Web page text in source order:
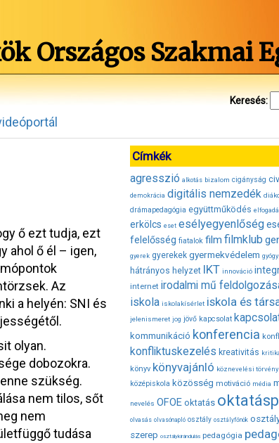
Országos Szakmai
Keresés:
ő ezt tudja, ezt
ahol ő él – igen,
Az
a helyén: SNI és
olyan.
dobozokra.
szükség.
nem tilos, sőt
nem
tudása
Címkék
agresszió alkotás bizalom cigányság
demokrácia digitális nemzedék
drámapedagógia együttműködés
erkölcs eset esélyegyenlőség
felelősség fiatalok film filmklub
gyerek gyerekek gyermekvédelem
hátrányos helyzet IKT innováció
internet irodalmi mű
iskola iskolakísérlet iskola és
jelenismeret jog jövő kapcsolat
kommunikáció konferencia
konfliktuskezelés kreativitás
könyv könyvajánló köznevelési törvény
középiskola közösség motiváció média
nevelés OFOE oktatás
olvasás olvasónapló osztály osztályfőnök
szerep osztálykirándulás pedagógia